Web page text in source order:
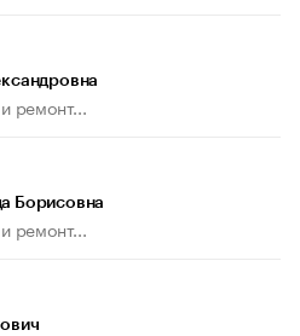
ремонт...
Борисовна
ремонт...